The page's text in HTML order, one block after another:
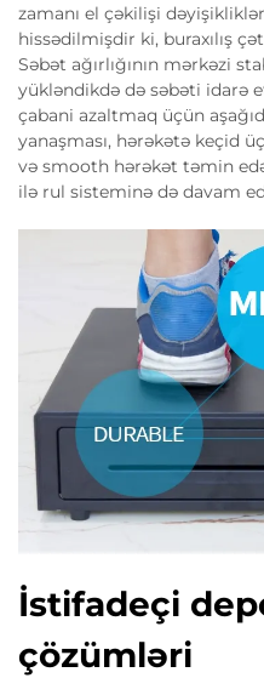
zamanı el çəkilişi
hissədilmişdir ki, buraxılış
Səbət ağırlığının mərkəzi
yükləndikdə də səbəti idarə
çabani azaltmaq üçün
yanaşması, hərəkətə keçid
və smooth hərəkət təmin
ilə rul sisteminə də davam
İstifadeçi
çözümləri